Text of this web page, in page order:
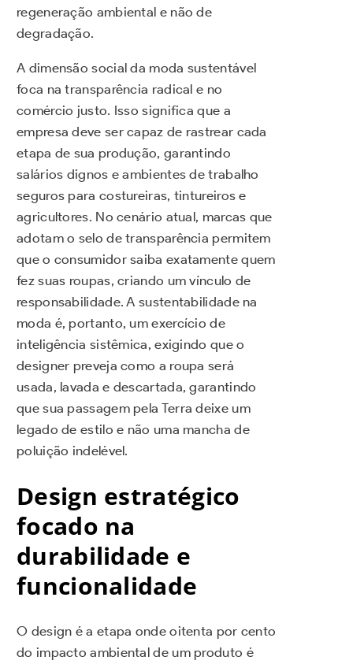
regeneração ambiental e não de
degradação.
A dimensão social da moda sustentável
foca na transparência radical e no
comércio justo. Isso significa que a
empresa deve ser capaz de rastrear cada
etapa de sua produção, garantindo
salários dignos e ambientes de trabalho
seguros para costureiras, tintureiros e
agricultores. No cenário atual, marcas que
adotam o selo de transparência permitem
que o consumidor saiba exatamente quem
fez suas roupas, criando um vínculo de
responsabilidade. A sustentabilidade na
moda é, portanto, um exercício de
inteligência sistêmica, exigindo que o
designer preveja como a roupa será
usada, lavada e descartada, garantindo
que sua passagem pela Terra deixe um
legado de estilo e não uma mancha de
poluição indelével.
Design estratégico
focado na
durabilidade e
funcionalidade
O design é a etapa onde oitenta por cento
do impacto ambiental de um produto é